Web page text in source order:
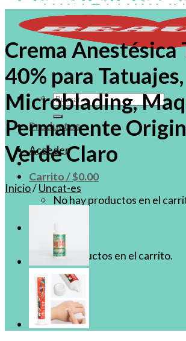
Buscar
por:
Productos
Acceder
Carrito /$0.00
No hay productos en el
No hay productos en el carrito.
Crema Anestésica
40% para Tatuajes,
Microblading,
Permanente
Verde Claro
Inicio/Uncat-es